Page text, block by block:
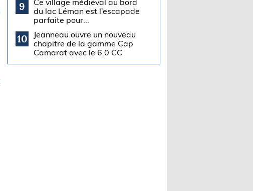
9
Ce village médiéval au bord
du lac Léman est l’escapade
parfaite pour...
10
Jeanneau ouvre un nouveau
chapitre de la gamme Cap
Camarat avec le 6.0 CC